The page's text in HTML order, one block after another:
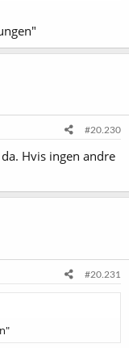
#20.230
Hvis ingen andre
#20.231